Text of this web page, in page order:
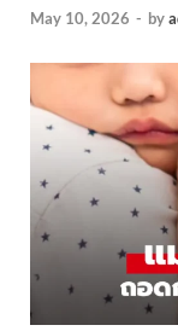
May 10, 2026 - by